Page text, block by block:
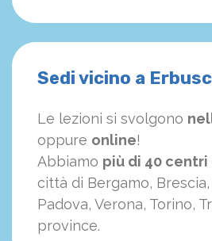
Sedi vicino a
Le lezioni si svolgono
oppure online!
Abbiamo più di 40
città di Bergamo,
Padova, Verona, Torino,
province.